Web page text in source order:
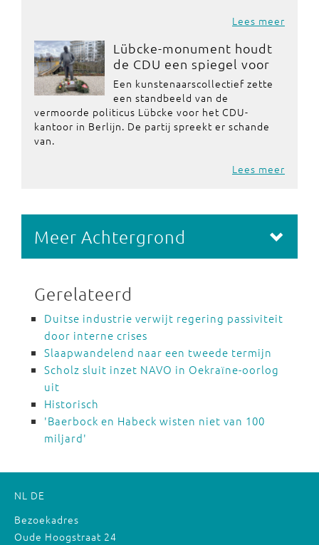
Lees meer
Lübcke-monument houdt
de CDU een spiegel voor
Een kunstenaarscollectief zette
een standbeeld van de
vermoorde politicus Lübcke voor het CDU-
kantoor in Berlijn. De partij spreekt er schande
van.
Lees meer
Meer Achtergrond
Gerelateerd
Duitse industrie verwijt regering passiviteit
door interne crises
Slaapwandelend naar een tweede termijn
Scholz sluit inzet NAVO in Oekraïne-oorlog
uit
Historisch
'Baerbock en Habeck wisten niet van 100
miljard'
NL DE
Bezoekadres
Oude Hoogstraat 24